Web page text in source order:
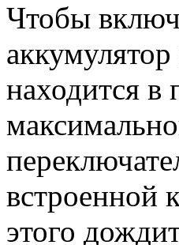
Чтобы
находится в
встроенной
этого